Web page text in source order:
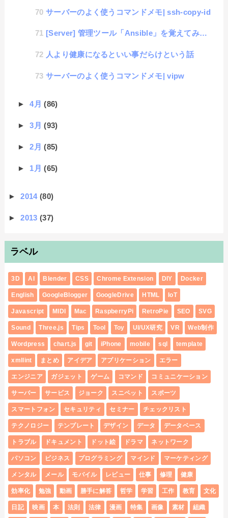
サーバーのよく使うコマンドメモ| ssh-copy-id
[Server] 管理ツール「Ansible」を覚えてみる #1「インストールと初期設定」
人より健康になるといい事だらけという話
サーバーのよく使うコマンドメモ| vipw
►4月(86)
►3月(93)
►2月(85)
► 1月(65)
►2014(80)
►2013(37)
ラベル
3D AI Blender CSS Chrome Extension DIY Docker
English GoogleBlogger GoogleDrive HTML IoT
Javascript MIDI Mac RaspberryPi RetroPie SEO SVG
Sound Three.js Tips Tool Toy UI/UX研究 VR Web制作
Wordpress chart.js git iPhone mobile sql template
xmllint まとめ アイデア アプリケーション エラー
エンジニア ガジェット ゲーム コマンド コミュニケーション
サーバー サービス ジョーク スニペット スポーツ
スマートフォン セキュリティ セミナー チェックリスト
テクノロジー テンプレート デザイン データ データベース
トラブル ドキュメント ドット絵 ドラマ ネットワーク
パソコン ビジネス プログラミング マインド マーケティング
メンタル メール モバイル レビュー 仕事 修理 健康
効率化 勉強 動画 勝手に解答 哲学 学習 工作 教育 文化
日記 映画 本 法則 法律 漫画 特集 画像 素材 組織